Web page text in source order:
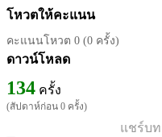
โหวตให้คะแนน
คะแนนโหวต 0 (0 ครั้ง)
ดาวน์โหลด
134 ครั้ง
(สัปดาห์ก่อน 0 ครั้ง)
แชร์บ